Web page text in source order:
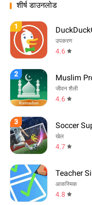
शीर्ष डाउनलोड
1
उपकरण
4.6
2 Muslim
जीवन शैली
4.6
3 Soccer
खेल
4.7
Teacher
आकस्मिक
4.8